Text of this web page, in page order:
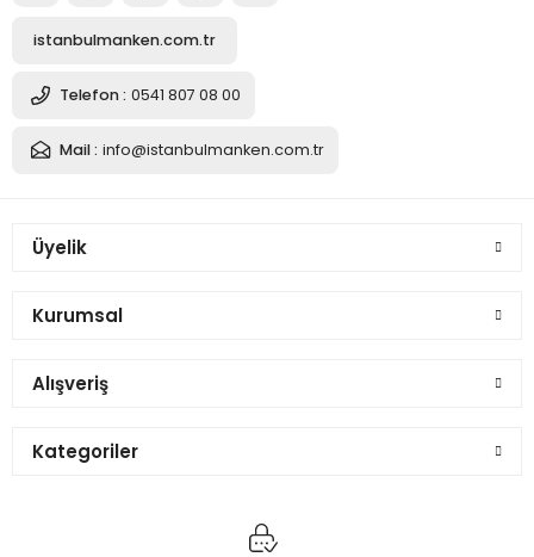
istanbulmanken.com.tr
Telefon : 0541 807 08 00
Mail : info@istanbulmanken.com.tr
Üyelik
Kurumsal
Alışveriş
Kategoriler